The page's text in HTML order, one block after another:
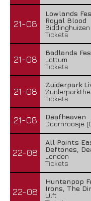
21-08
Lowlands
Royal Blood
Biddinghuizen
Tickets
21-08
Badlands
Lottum
Tickets
21-08
Zuiderpark
Tickets
21-08
Deafheaven
Doornroosje
22-08
All Points
Deftones,
London
Tickets
22-08
Huntenpop
Irons, The
Ulft